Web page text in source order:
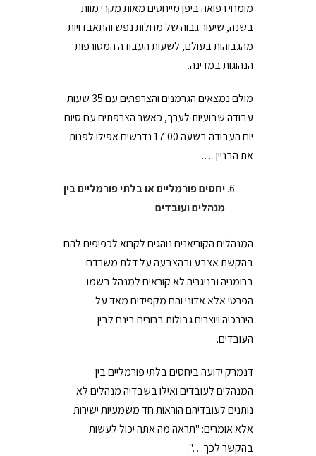
מומחי רפואה ביפן מייחסים מאות מקרי מוות
בשנה, שיעור גבוה של מחלות נפש והתאבדויות
מהגבוהות בעולם, לשעות העבודה המטורפות
הנהוגות במדינה.
מולם נמצאים הגרמנים והצרפתים עם 35 שעות
עבודה שבועיות לערך, כאשר הצרפתים עם סיום
יום העבודה בשעה 17.00 נדרשים אפילו לפנות
את הבניין….
יחסים פורמליים או בלתי פורמליים בין
מנהלים ועובדים
המנהלים הקוריאנים נוהגים לקרוא לכפיפים להם
בהקשת אצבע ובהצבעה על דלת משרדם.
ברומניה ובניגריה לא קוראים למנהל בשמו
הפרטי אלא אדוני והם מקפידים מאד על
היררכיה ויוצרים גבולות ברורים בינם לבין
העובדים.
דנמרק ידועה ביחסים בלתי פורמליים בין
המנהלים לעובדים ואילו בשבדיה מנהלים לא
נותנים לעובדיהם הוראות חד משמעיות ישירות
אלא אומרים: "תראה מה אתה יכול לעשות
בהקשר לכך…".